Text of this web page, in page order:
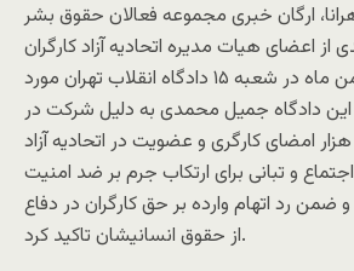
ارگان خبری مجموعه فعالان حقوق بشر
از اعضای هیات مدیره اتحادیه آزاد کارگران
ایران صبح ۱۹ بهمن ماه در شعبه ۱۵ دادگاه انقلاب تهران مورد
این دادگاه جمیل محمدی به دلیل شرکت در
امضای کارگری و عضویت در اتحادیه آزاد
اجتماع و تبانی برای ارتکاب جرم بر ضد امنیت
رد اتهام وارده بر حق کارگران در دفاع
از حقوق انسانیشان تاکید کرد.